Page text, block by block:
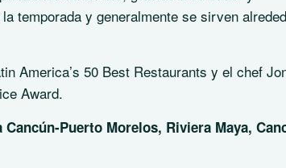
temporada y generalmente se sirven
America’s 50 Best Restaurants y el chef
Award.
Puerto Morelos, Riviera Maya,